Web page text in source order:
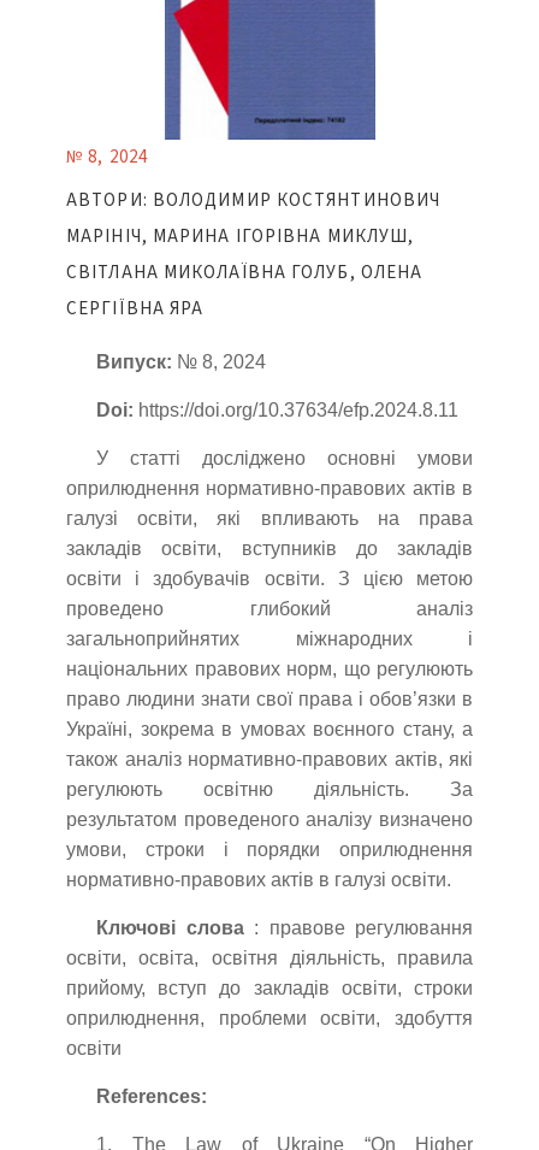
№ 8, 2024
АВТОРИ: ВОЛОДИМИР КОСТЯНТИНОВИЧ
МАРІНІЧ, МАРИНА ІГОРІВНА МИКЛУШ,
СВІТЛАНА МИКОЛАЇВНА ГОЛУБ, ОЛЕНА
СЕРГІЇВНА ЯРА
Випуск: № 8, 2024
Doi: https://doi.org/10.37634/efp.2024.8.11
У статті досліджено основні умови
оприлюднення нормативно-правових актів в
галузі освіти, які впливають на права
закладів освіти, вступників до закладів
освіти і здобувачів освіти. З цією метою
проведено глибокий аналіз
загальноприйнятих міжнародних і
національних правових норм, що регулюють
право людини знати свої права і обов’язки в
Україні, зокрема в умовах воєнного стану, а
також аналіз нормативно-правових актів, які
регулюють освітню діяльність. За
результатом проведеного аналізу визначено
умови, строки і порядки оприлюднення
нормативно-правових актів в галузі освіти.
Ключові слова: правове регулювання
освіти, освіта, освітня діяльність, правила
прийому, вступ до закладів освіти, строки
оприлюднення, проблеми освіти, здобуття
освіти
References:
1. The Law of Ukraine “On Higher